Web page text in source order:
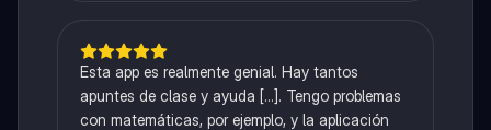
Esta app es realmente genial. Hay tantos
apuntes de clase y ayuda [...]. Tengo problemas
con matemáticas, por ejemplo, y la aplicación